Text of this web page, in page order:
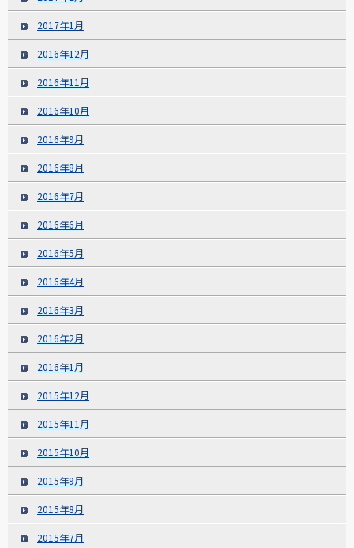
2017年1月
2016年12月
2016年11月
2016年10月
2016年9月
2016年8月
2016年7月
2016年6月
2016年5月
2016年4月
2016年3月
2016年2月
2016年1月
2015年12月
2015年11月
2015年10月
2015年9月
2015年8月
2015年7月